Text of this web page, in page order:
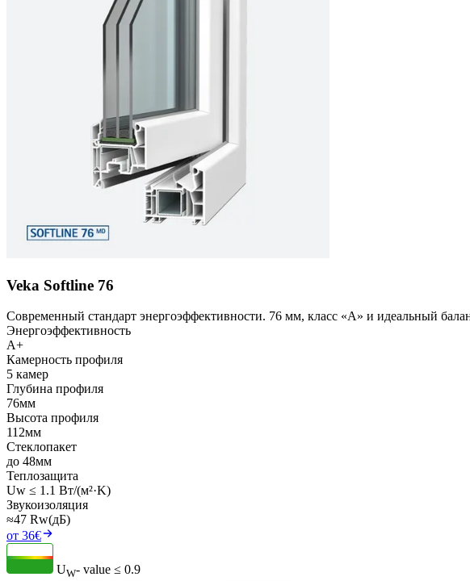
Veka Softline 76
Современный стандарт энергоэффективности. 76 мм, класс «А» и идеальный
Энергоэффективность
A+
Камерность профиля
5 камер
Глубина профиля
76мм
Высота профиля
112мм
Стеклопакет
до 48мм
Теплозащита
Uw ≤ 1.1 Вт/(м²·K)
Звукоизоляция
≈47 Rw(дБ)
от 36€
UW- value ≤ 0.9